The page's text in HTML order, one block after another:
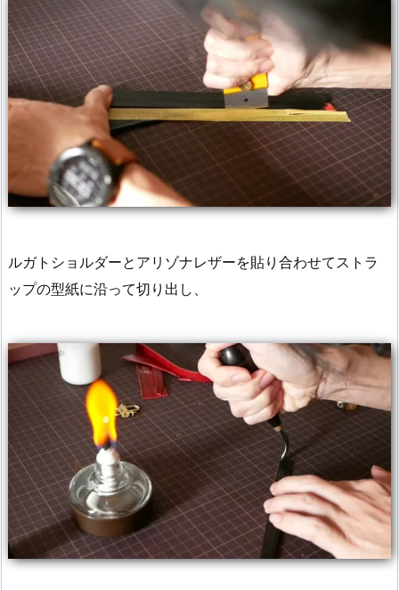
ルガトショルダーとアリゾナレザーを貼り合わせてストラ
ップの型紙に沿って切り出し、